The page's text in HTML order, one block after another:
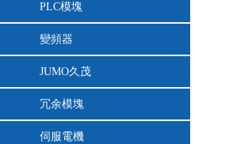
PLC模塊
變頻器
JUMO久茂
冗余模塊
伺服電機